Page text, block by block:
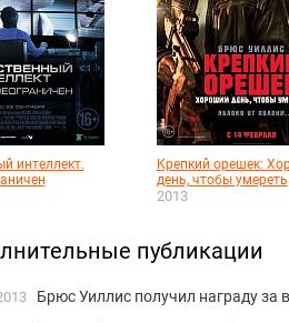
интеллект.
Крепкий орешек:
день, чтобы умереть
2013
публикации
Брюс Уиллис получил награду за